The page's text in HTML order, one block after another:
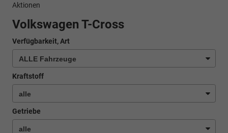
Aktionen
Volkswagen T-Cross
Verfügbarkeit, Art
Kraftstoff
Getriebe